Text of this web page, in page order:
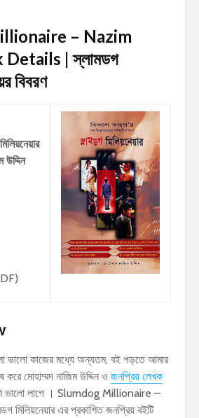
– Nazim
| স্লামডগ
বিবরণ
উদ্দিন
ভালো কাজের মধ্যে অন্যতম, বই পড়তে আমার
মোহাম্মদ নাজিম উদ্দিন ও জনপ্রিয় লেখক
ভালো লাগে । Slumdog Millionaire –
এর প্রকাশিত জনপ্রিয় বইটি